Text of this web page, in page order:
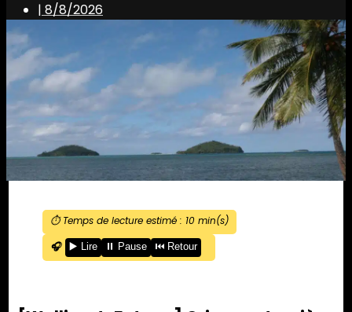
| 8/8/2026
⏱️ Temps de lecture estimé : 10 min(s)
🎧
▶️ Lire ⏸️ Pause ⏮️ Retour